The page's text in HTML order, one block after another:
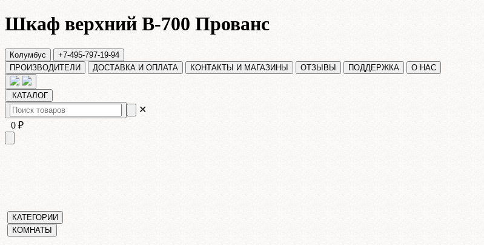
Шкаф верхний В-700 Прованс
Колумбус
+7-495-797-19-94
ПРОИЗВОДИТЕЛИ
ДОСТАВКА И ОПЛАТА КОНТАКТЫ И МАГАЗИНЫ ОТЗЫВЫ ПОДДЕРЖКА О НАС
КАТАЛОГ
✕
0 ₽
КАТЕГОРИИ
КОМНАТЫ